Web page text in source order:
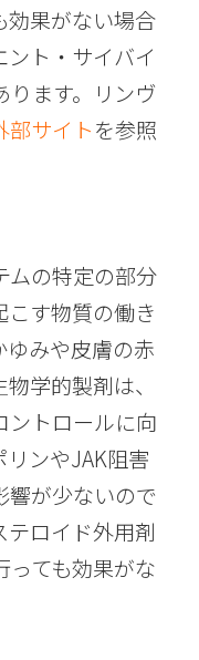
効果がない場合
ト・サイバイ
ります。リンヴ
部サイトを参照
ムの特定の部分
こす物質の働き
ゆみや皮膚の赤
学的製剤は、
ントロールに向
ンやJAK阻害
響が少ないので
テロイド外用剤
っても効果がな